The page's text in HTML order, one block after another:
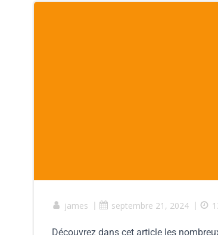
james | septembre 21, 2024 |
Découvrez dans cet article les